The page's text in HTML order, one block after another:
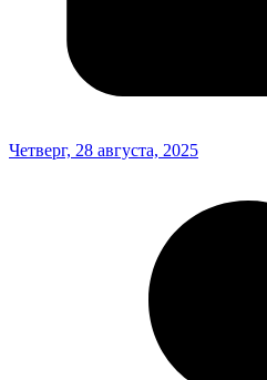
Четверг, 28 августа, 2025